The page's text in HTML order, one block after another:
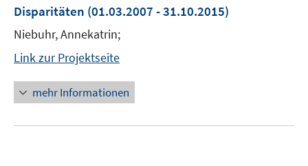
Disparitäten (01.03.2007 - 31.10.2015)
Niebuhr, Annekatrin;
Link zur Projektseite
mehr Informationen